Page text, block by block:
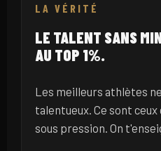
LA VÉRITÉ
LE TALENT SANS
AU TOP 1%.
Les meilleurs athlètes
talentueux. Ce sont
sous pression. On